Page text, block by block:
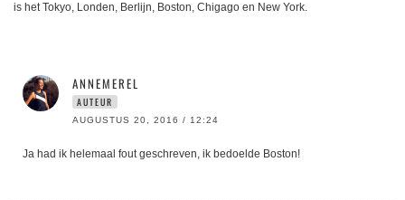
is het Tokyo, Londen, Berlijn, Boston, Chigago en New York.
ANNEMEREL
AUTEUR
AUGUSTUS 20, 2016 / 12:24
Ja had ik helemaal fout geschreven, ik bedoelde Boston!